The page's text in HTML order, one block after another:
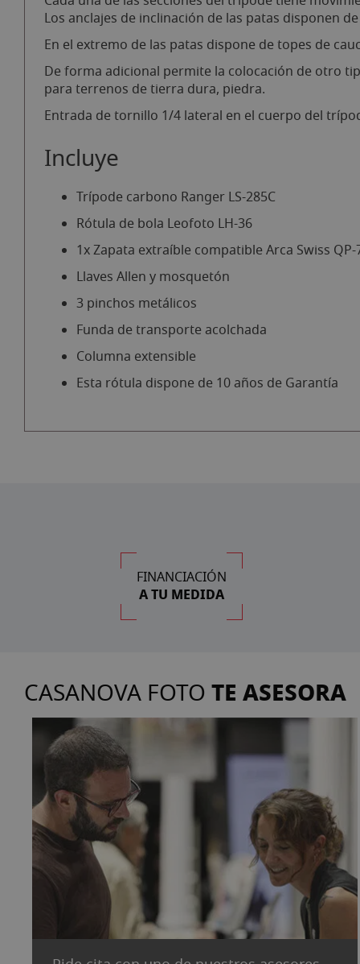
Los anclajes de inclinación de las patas disponen
En el extremo de las patas dispone de topes de
De forma adicional permite la colocación de otro
para terrenos de tierra dura, piedra.
Entrada de tornillo 1/4 lateral en el cuerpo del
Incluye
Trípode carbono Ranger LS-285C
Rótula de bola Leofoto LH-36
1x Zapata extraíble compatible Arca Swiss QP-
Llaves Allen y mosquetón
3 pinchos metálicos
Funda de transporte acolchada
Columna extensible
Esta rótula dispone de 10 años de Garantía
FINANCIACIÓN
A TU MEDIDA
CASANOVA FOTO TE ASESORA